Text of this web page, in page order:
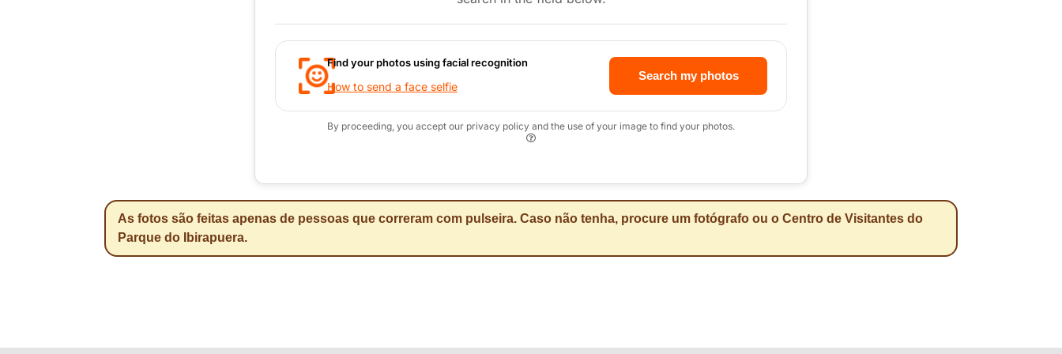
Find your photos using facial recognition
How to send a face selfie
Search my photos
By proceeding, you accept our privacy policy and the use of your image to find your photos.
As fotos são feitas apenas de pessoas que correram com pulseira. Caso não tenha, procure um fotógrafo ou o Centro de Visitantes do
Parque do Ibirapuera.